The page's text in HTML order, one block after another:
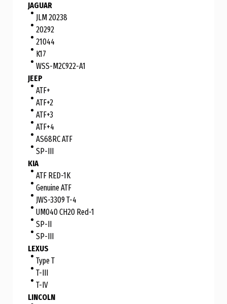
JAGUAR
JLM 20238
20292
21044
K17
WSS-M2C922-A1
JEEP
ATF+
ATF+2
ATF+3
ATF+4
AS68RC ATF
SP-III
KIA
ATF RED-1K
Genuine ATF
JWS-3309 T-4
UM040 CH20 Red-1
SP-II
SP-III
LEXUS
Type T
T-III
T-IV
LINCOLN